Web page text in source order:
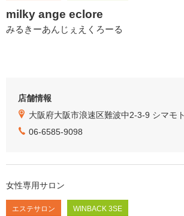
milky ange eclore
みるきーあんじぇえくろーる
店舗情報
大阪府大阪市浪速区難波中2-3-9 シマモ
06-6585-9098
女性専用サロン
エステサロン WINBACK 3SE